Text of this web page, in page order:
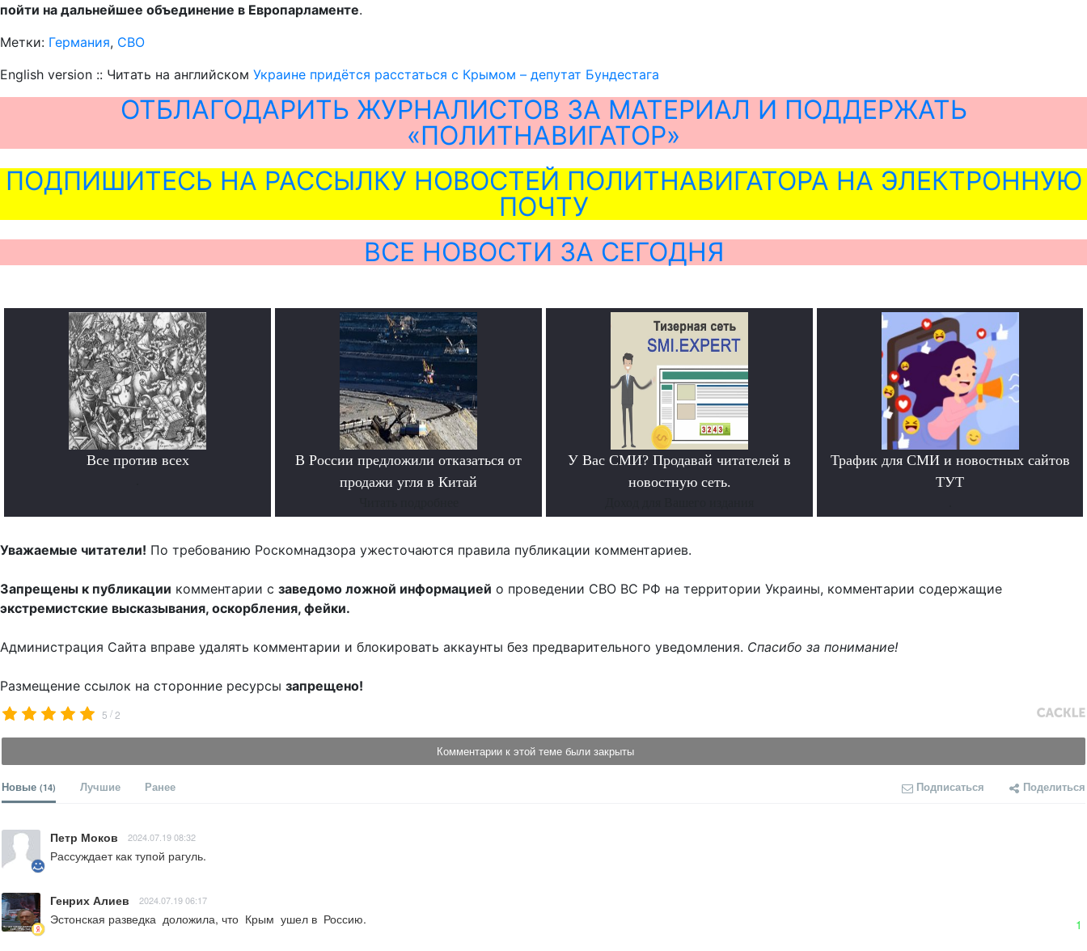
пойти на дальнейшее объединение в Европарламенте.
Метки: Германия, СВО
English version :: Читать на английском Украине придётся расстаться с Крымом – депутат Бундестага
ОТБЛАГОДАРИТЬ ЖУРНАЛИСТОВ ЗА МАТЕРИАЛ И ПОДДЕРЖАТЬ
«ПОЛИТНАВИГАТОР»
ПОДПИШИТЕСЬ НА РАССЫЛКУ НОВОСТЕЙ ПОЛИТНАВИГАТОРА НА ЭЛЕКТРОННУЮ
ПОЧТУ
ВСЕ НОВОСТИ ЗА СЕГОДНЯ
Все против всех
В России предложили отказаться от
продажи угля в Китай
У Вас СМИ? Продавай читателей в
новостную сеть.
Трафик для СМИ и новостных сайтов
ТУТ
Уважаемые читатели! По требованию Роскомнадзора ужесточаются правила публикации комментариев.
Запрещены к публикации комментарии с заведомо ложной информацией о проведении СВО ВС РФ на территории Украины, комментарии содержащие
экстремистские высказывания, оскорбления, фейки.
Администрация Сайта вправе удалять комментарии и блокировать аккаунты без предварительного уведомления. Спасибо за понимание!
Размещение ссылок на сторонние ресурсы запрещено!
5 /2
Комментарии к этой теме были закрыты
Новые (14) Лучшие Ранее Подписаться Поделиться
Петр Моков 2024.07.19 08:32
Рассуждает как тупой рагуль.
Генрих Алиев 2024.07.19 06:17
Эстонская разведка  доложила, что  Крым  ушел в  Россию. 1